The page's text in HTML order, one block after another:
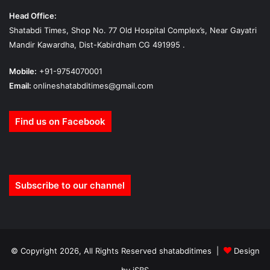
Head Office:
Shatabdi Times, Shop No. 77 Old Hospital Complex’s, Near Gayatri
Mandir Kawardha, Dist-Kabirdham CG 491995 .
Mobile: +91-9754070001
Email: onlineshatabditimes@gmail.com
Find us on Facebook
Subscribe to our channel
© Copyright 2026, All Rights Reserved shatabditimes |
Design